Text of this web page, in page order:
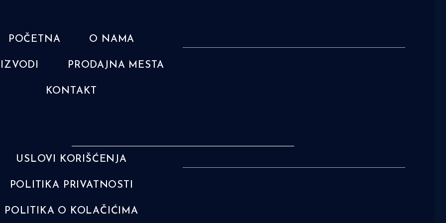
POČETNA O NAMA
PRODAJNA MESTA
KONTAKT
USLOVI KORIŠĆENJA
POLITIKA PRIVATNOSTI
POLITIKA O KOLAČIĆIMA